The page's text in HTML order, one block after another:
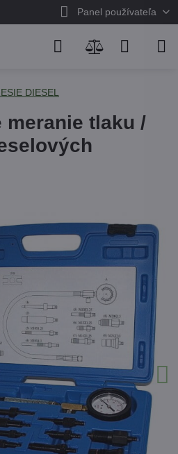
Panel používateľa
DIESEL
meranie tlaku /